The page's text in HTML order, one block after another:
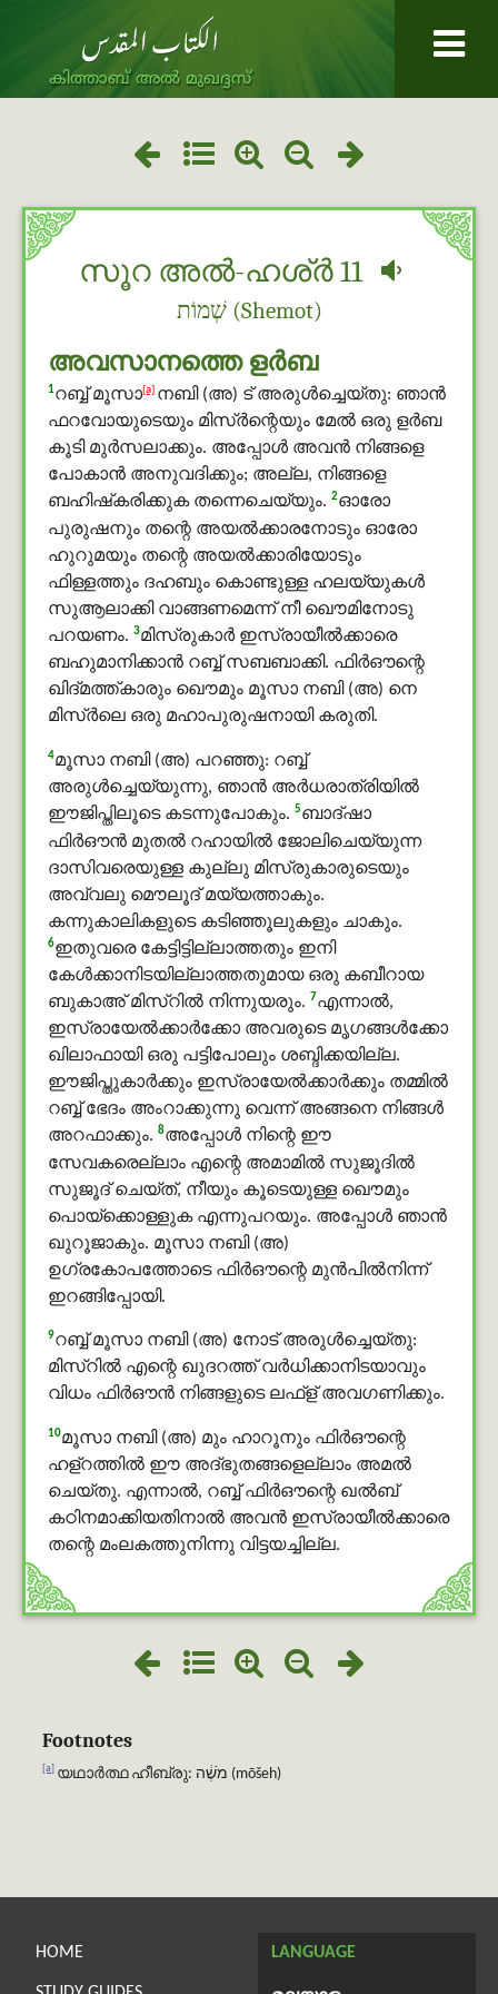
കിത്താബ് അൽ മുഖദ്ദസ്
സൂറ അൽ-ഹശ്ർ 11
שְׁמוֹת (Shemot)
അവസാനത്തെ ളർബ
1റബ്ബ് മൂസാ[a] നബി (അ) ട് അരുൾച്ചെയ്തു: ഞാന്‍
ഫറവോയുടെയും മിസ്ർന്റെയും മേല്‍ ഒരു ളർബ
കൂടി മുർസലാക്കും. അപ്പോള്‍ അവന്‍ നിങ്ങളെ
പോകാന്‍ അനുവദിക്കും; അല്ല, നിങ്ങളെ
ബഹിഷ്‌കരിക്കുക തന്നെചെയ്യും. 2ഓരോ
പുരുഷനും തന്റെ അയല്‍ക്കാരനോടും ഓരോ
ഹുറുമയും തന്റെ അയല്‍ക്കാരിയോടും
ഫിള്ളത്തും ദഹബും കൊണ്ടുള്ള ഹലയ്യുകള്‍
സുആലാക്കി വാങ്ങണമെന്ന് നീ ഖൌമിനോടു
പറയണം. 3മിസ്രുകാര്‍ ഇസ്രായീല്‍ക്കാരെ
ബഹുമാനിക്കാന്‍ റബ്ബ് സബബാക്കി. ഫിർഔന്റെ
ഖിദ്മത്ത്കാരും ഖൌമും മൂസാ നബി (അ) നെ
മിസ്ർലെ ഒരു മഹാപുരുഷനായി കരുതി.
4മൂസാ നബി (അ) പറഞ്ഞു: റബ്ബ്
അരുൾച്ചെയ്യുന്നു, ഞാന്‍ അര്‍ധരാത്രിയില്‍
ഈജിപ്തിലൂടെ കടന്നുപോകും. 5ബാദ്ഷാ
ഫിർഔൻ മുതല്‍ റഹായില്‍ ജോലിചെയ്യുന്ന
ദാസിവരെയുള്ള കുല്ലു മിസ്രുകാരുടെയും
അവ്വലു മൌലൂദ് മയ്യത്താകും.
കന്നുകാലികളുടെ കടിഞ്ഞൂലുകളും ചാകും.
6ഇതുവരെ കേട്ടിട്ടില്ലാത്തതും ഇനി
കേള്‍ക്കാനിടയില്ലാത്തതുമായ ഒരു കബീറായ
ബുകാഅ് മിസ്റില്‍ നിന്നുയരും. 7എന്നാല്‍,
ഇസ്രായേല്‍ക്കാര്‍ക്കോ അവരുടെ മൃഗങ്ങള്‍ക്കോ
ഖിലാഫായി ഒരു പട്ടിപോലും ശബ്ദിക്കയില്ല.
ഈജിപ്തുകാര്‍ക്കും ഇസ്രായേല്‍ക്കാര്‍ക്കും തമ്മില്‍
റബ്ബ് ഭേദം അംറാക്കുന്നു വെന്ന് അങ്ങനെ നിങ്ങള്‍
അറഫാക്കും. 8അപ്പോള്‍ നിന്റെ ഈ
സേവകരെല്ലാം എന്റെ അമാമിൽ സുജൂദിൽ
സുജൂദ് ചെയ്ത്, നീയും കൂടെയുള്ള ഖൌമും
പൊയ്‌ക്കൊള്ളുക എന്നുപറയും. അപ്പോള്‍ ഞാന്‍
ഖുറൂജാകും. മൂസാ നബി (അ)
ഉഗ്രകോപത്തോടെ ഫിർഔന്റെ മുന്‍പില്‍നിന്ന്
ഇറങ്ങിപ്പോയി.
9റബ്ബ് മൂസാ നബി (അ) നോട് അരുൾച്ചെയ്തു:
മിസ്റില്‍ എന്റെ ഖുദറത്ത് വര്‍ധിക്കാനിടയാവും
വിധം ഫിർഔൻ നിങ്ങളുടെ ലഫ്ള് അവഗണിക്കും.
10മൂസാ നബി (അ) മും ഹാറൂനും ഫിർഔന്റെ
ഹള്റത്തിൽ ഈ അദ്ഭുതങ്ങളെല്ലാം അമൽ
ചെയ്തു. എന്നാല്‍, റബ്ബ് ഫിർഔന്റെ ഖൽബ്
കഠിനമാക്കിയതിനാല്‍ അവന്‍ ഇസ്രായീല്‍ക്കാരെ
തന്റെ മംലകത്തുനിന്നു വിട്ടയച്ചില്ല.
Footnotes
[a] യഥാർത്ഥ ഹീബ്രു: מֹשֶׁ֔ה (mōšeh)
HOME LANGUAGE